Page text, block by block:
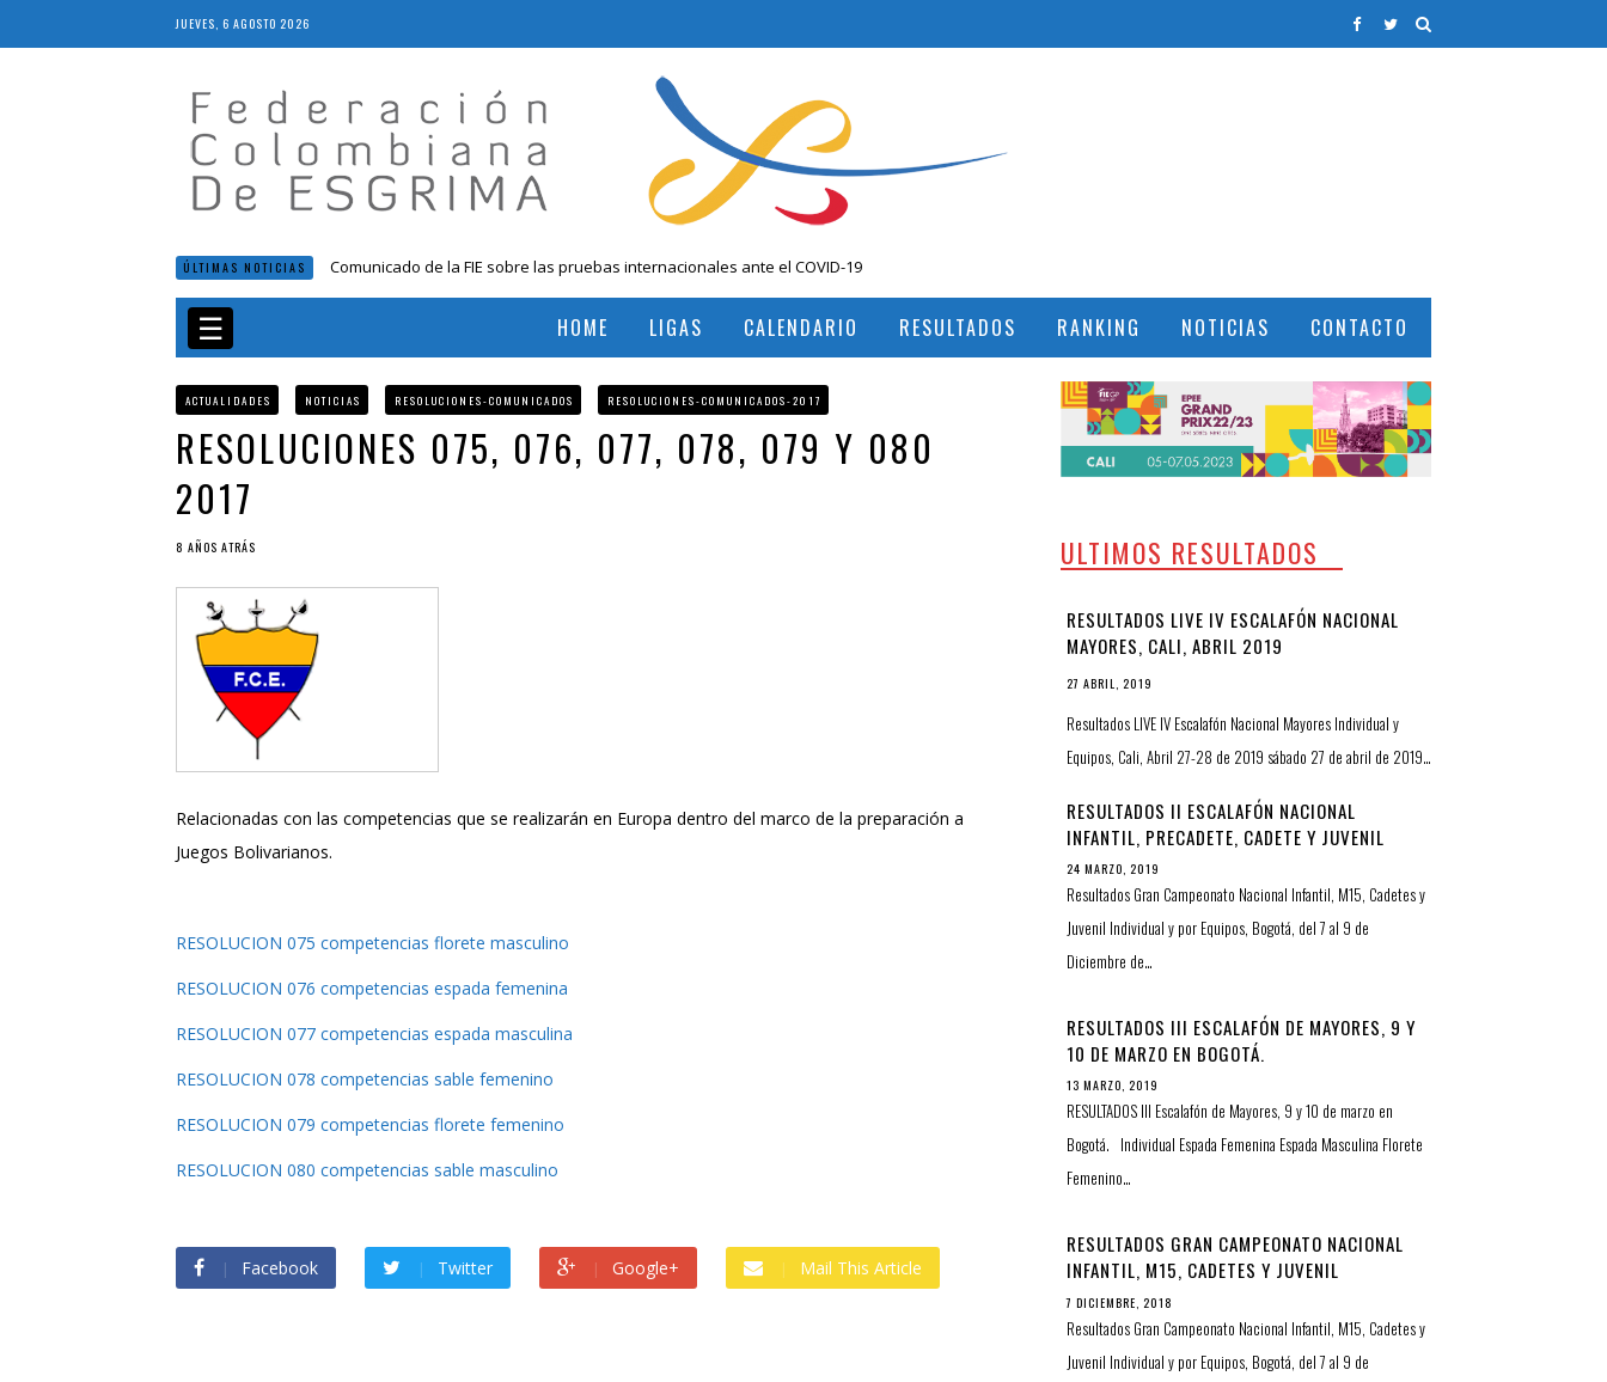
JUEVES, 6 AGOSTO 2026
ÚLTIMAS NOTICIAS
Comunicado de la FIE sobre las pruebas internacionales ante el COVID-19
Epee Grand Prix 2023 – Cali, Colombia
HOME LIGAS CALENDARIO RESULTADOS RANKING NOTICIAS CONTACTO
☰
ACTUALIDADES NOTICIAS RESOLUCIONES-COMUNICADOS RESOLUCIONES-COMUNICADOS-2017
RESOLUCIONES 075, 076, 077, 078, 079 Y 080
2017
8 AÑOS ATRÁS
Relacionadas con las competencias que se realizarán en Europa dentro del marco de la preparación a
Juegos Bolivarianos.
RESOLUCION 075 competencias florete masculino
RESOLUCION 076 competencias espada femenina
RESOLUCION 077 competencias espada masculina
RESOLUCION 078 competencias sable femenino
RESOLUCION 079 competencias florete femenino
RESOLUCION 080 competencias sable masculino
Facebook Twitter Google+ Mail This Article
ULTIMOS RESULTADOS
RESULTADOS LIVE IV ESCALAFÓN NACIONAL
MAYORES, CALI, ABRIL 2019
27 ABRIL, 2019
Resultados LIVE IV Escalafón Nacional Mayores Individual y
Equipos, Cali, Abril 27-28 de 2019 sábado 27 de abril de 2019…
RESULTADOS II ESCALAFÓN NACIONAL
INFANTIL, PRECADETE, CADETE Y JUVENIL
24 MARZO, 2019
Resultados Gran Campeonato Nacional Infantil, M15, Cadetes y
Juvenil Individual y por Equipos, Bogotá, del 7 al 9 de
Diciembre de…
RESULTADOS III ESCALAFÓN DE MAYORES, 9 Y
10 DE MARZO EN BOGOTÁ.
13 MARZO, 2019
RESULTADOS III Escalafón de Mayores, 9 y 10 de marzo en
Bogotá. Individual Espada Femenina Espada Masculina Florete
Femenino…
RESULTADOS GRAN CAMPEONATO NACIONAL
INFANTIL, M15, CADETES Y JUVENIL
INDIVIDUAL Y POR EQUIPOS
7 DICIEMBRE, 2018
Resultados Gran Campeonato Nacional Infantil, M15, Cadetes y
Juvenil Individual y por Equipos, Bogotá, del 7 al 9 de